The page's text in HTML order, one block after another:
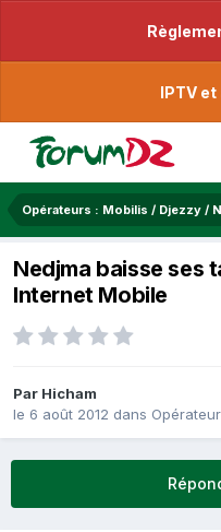
IPTV
Opérateurs : Mobilis / Djezzy /
Nedjma baisse ses
Internet Mobile
Par Hicham
le 6 août 2012 dans